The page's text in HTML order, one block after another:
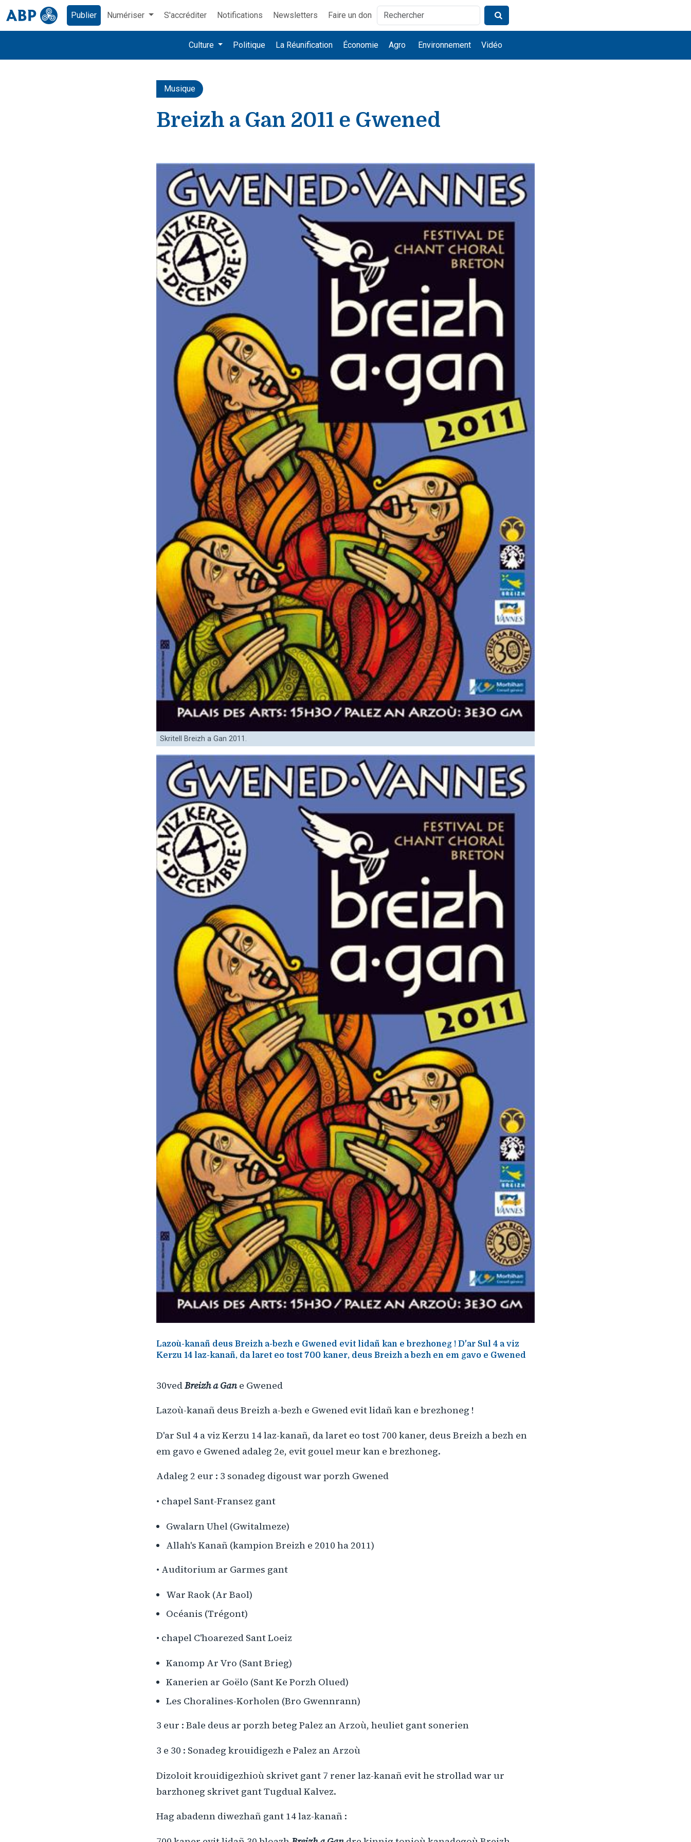
Publier Numériser S'accréditer Notifications Newsletters Faire un don
Culture Politique La Réunification Économie Agro Environnement Vidéo
Musique
Breizh a Gan 2011 e Gwened
Skritell Breizh a Gan 2011.
Lazoù-kanañ deus Breizh a-bezh e Gwened evit lidañ kan e brezhoneg ! D'ar Sul 4 a viz
Kerzu 14 laz-kanañ, da laret eo tost 700 kaner, deus Breizh a bezh en em gavo e Gwened
30vedBreizh a Gane Gwened
Lazoù-kanañ deus Breizh a-bezh e Gwened evit lidañ kan e brezhoneg !
D'ar Sul 4 a viz Kerzu 14 laz-kanañ, da laret eo tost 700 kaner, deus Breizh a bezh en
em gavo e Gwened adaleg 2e, evit gouel meur kan e brezhoneg.
Adaleg 2 eur : 3 sonadeg digoust war porzh Gwened
• chapel Sant-Fransez gant
Gwalarn Uhel (Gwitalmeze)
Allah's Kanañ (kampion Breizh e 2010 ha 2011)
• Auditorium ar Garmes gant
War Raok (Ar Baol)
Océanis (Trégont)
• chapel C'hoarezed Sant Loeiz
Kanomp Ar Vro (Sant Brieg)
Kanerien ar Goëlo (Sant Ke Porzh Olued)
Les Choralines-Korholen (Bro Gwennrann)
3 eur : Bale deus ar porzh beteg Palez an Arzoù, heuliet gant sonerien
3 e 30 : Sonadeg krouidigezh e Palez an Arzoù
Dizoloit krouidigezhioù skrivet gant 7 rener laz-kanañ evit he strollad war ur
barzhoneg skrivet gant Tugdual Kalvez.
Hag abadenn diwezhañ gant 14 laz-kanañ :